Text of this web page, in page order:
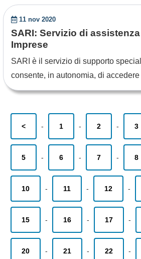
11 nov 2020
SARI: Servizio di
Imprese
SARI è il servizio di supporto
consente, in autonomia, di accedere
< - 1 - 2 - 3
5 - 6 - 7 - 8
10 - 11 - 12 -
15 - 16 - 17 -
20 - 21 - 22 -